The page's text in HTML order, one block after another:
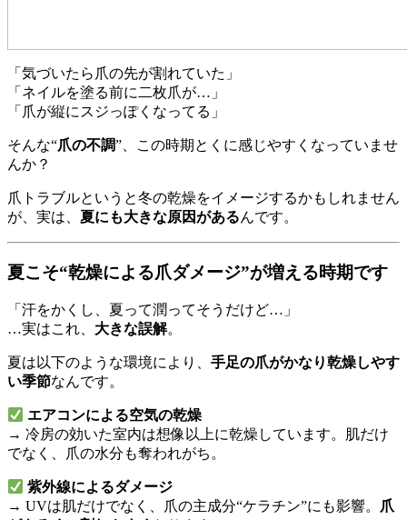
「気づいたら爪の先が割れていた」
「ネイルを塗る前に二枚爪が…」
「爪が縦にスジっぽくなってる」
そんな“爪の不調”、この時期とくに感じやすくなっていませ
んか？
爪トラブルというと冬の乾燥をイメージするかもしれません
が、実は、 夏にも大きな原因があるんです。
夏こそ“乾燥による爪ダメージ”が増える時期です
「汗をかくし、夏って潤ってそうだけど…」
…実はこれ、 大きな誤解。
夏は以下のような環境により、 手足の爪がかなり乾燥しやす
い季節なんです。
エアコンによる空気の乾燥
→ 冷房の効いた室内は想像以上に乾燥しています。肌だけ
でなく、爪の水分も奪われがち。
紫外線によるダメージ
→ UVは肌だけでなく、爪の主成分“ケラチン”にも影響。
爪